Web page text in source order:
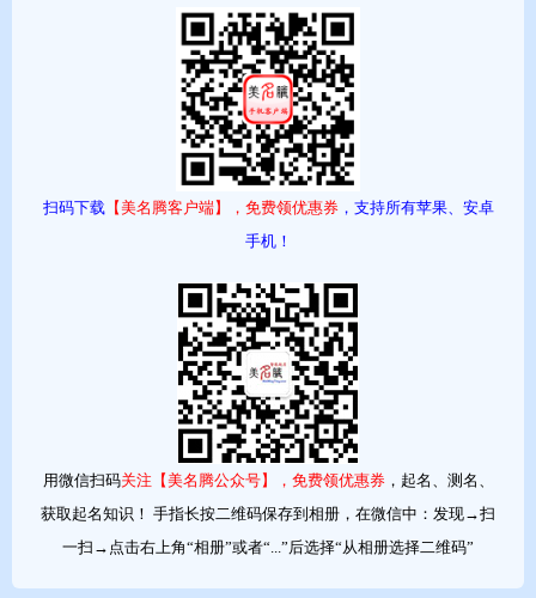
字义亚表示亚军、亚元、亚帅；涵表示包容、包含、滋润，意义优
美。意蕴名字可以趣解为：“亚洲 • 涵淡”。
音律赵、亚、涵的读音是zhào、yà、hán，声调为去声、去声、阳
平，音律优美，朗朗上口。
2019猪年12月/十二月生宝宝起名名字大全
2019猪年12月/十二月生宝宝命运
扫码下载【美名腾客户端】，免费领优惠券，支持所有苹果、安卓
手机！
用微信扫码关注【美名腾公众号】，免费领优惠券，起名、测名、
获取起名知识！ 手指长按二维码保存到相册，在微信中：发现→扫
一扫→点击右上角“相册”或者“...”后选择“从相册选择二维码”